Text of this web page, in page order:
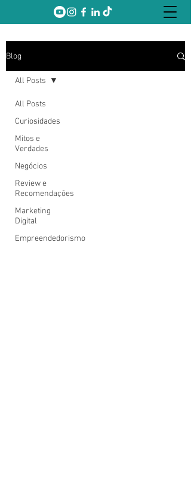
Blog
All Posts
Curiosidades
Mitos e
Verdades
Negócios
Review e
Recomendações
Marketing
Digital
Empreendedorismo
All Posts